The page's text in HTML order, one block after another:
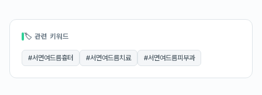
🏷 관련 키워드
#서면여드름흉터 #서면여드름치료 #서면여드름피부과